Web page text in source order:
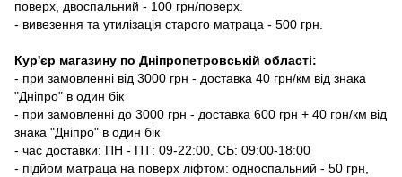
поверх, двоспальний - 100 грн/поверх.
- вивезення та утилізація старого матраца - 500 грн.
Кур'єр магазину по Дніпропетровській області:
- при замовленні від 3000 грн - доставка 40 грн/км від знака
"Дніпро" в один бік
- при замовленні до 3000 грн - доставка 600 грн + 40 грн/км від
знака "Дніпро" в один бік
- час доставки: ПН - ПТ: 09-22:00, СБ: 09:00-18:00
- підйом матраца на поверх ліфтом: односпальний - 50 грн,